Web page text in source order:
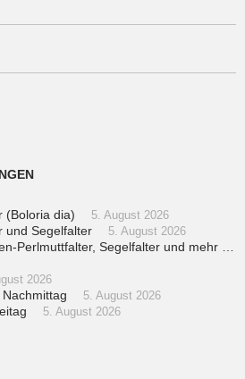
(Boloria dia) 5. August 2026
und Segelfalter 5. August 2026
Perlmuttfalter, Segelfalter und mehr …
2026
5. August 2026
5. August 2026